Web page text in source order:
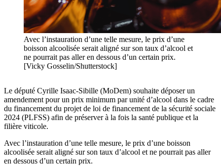
Avec l’instauration d’une telle mesure, le prix d’une
boisson alcoolisée serait aligné sur son taux d’alcool et
ne pourrait pas aller en dessous d’un certain prix.
[Vicky Gosselin/Shutterstock]
Le député Cyrille Isaac-Sibille (MoDem) souhaite déposer un
amendement pour un prix minimum par unité d’alcool dans le cadre
du financement du projet de loi de financement de la sécurité sociale
2024 (PLFSS) afin de préserver à la fois la santé publique et la
filière viticole.
Avec l’instauration d’une telle mesure, le prix d’une boisson
alcoolisée serait aligné sur son taux d’alcool et ne pourrait pas aller
en dessous d’un certain prix.